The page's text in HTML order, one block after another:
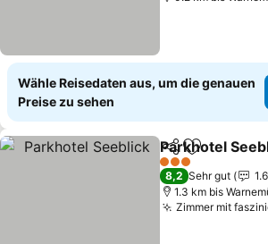
Wähle Reisedaten aus, um die genauen
Preise zu sehen
TeilenZu
Parkhotel
3 Sterne
8,2 Sehr gut
1.3 km bis
Zimmer mit